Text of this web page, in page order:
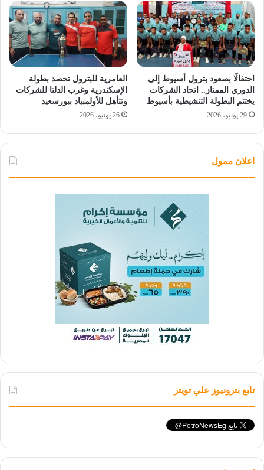
احتفالًا بصعود بترول أسيوط إلى
الدوري الممتاز.. اتحاد الشركات
يختتم البطولة التنشيطية بأسيوط
29 يونيو، 2026
العامرية للبترول تحصد بطولة
الإسكندرية وغرب الدلتا للشركات
وتتأهل للأولمبياد ببورسعيد
26 يونيو، 2026
اعلان ممول
تابع بترونيوز علي تويتر